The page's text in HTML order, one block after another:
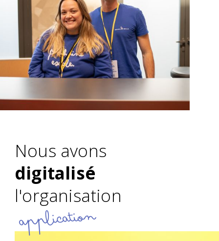
Nous avons
digitalisé
l'organisation
application